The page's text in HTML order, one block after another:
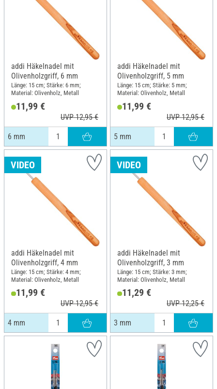
addi Häkelnadel mit
Olivenholzgriff, 6 mm
Länge: 15 cm; Stärke: 6 mm;
Material: Olivenholz, Metall
11,99 €
UVP 12,95 €
6 mm
addi Häkelnadel mit
Olivenholzgriff, 5 mm
Länge: 15 cm; Stärke: 5 mm;
Material: Olivenholz, Metall
11,99 €
UVP 12,95 €
5 mm
VIDEO
addi Häkelnadel mit
Olivenholzgriff, 4 mm
Länge: 15 cm; Stärke: 4 mm;
Material: Olivenholz, Metall
11,99 €
UVP 12,95 €
4 mm
VIDEO
addi Häkelnadel mit
Olivenholzgriff, 3 mm
Länge: 15 cm; Stärke: 3 mm;
Material: Olivenholz, Metall
11,29 €
UVP 12,25 €
3 mm